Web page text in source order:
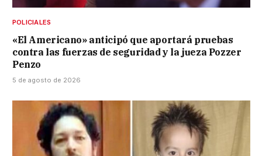
POLICIALES
«El Americano» anticipó que aportará pruebas
contra las fuerzas de seguridad y la jueza Pozzer
Penzo
5 de agosto de 2026